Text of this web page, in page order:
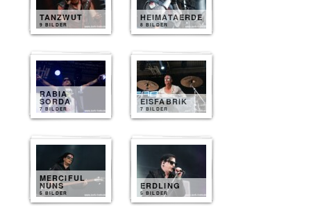
TANZWUT
9 BILDER
HEIMATAERDE
8 BILDER
RABIA
SORDA
7 BILDER
EISFABRIK
7 BILDER
MERCIFUL
NUNS
5 BILDER
ERDLING
5 BILDER